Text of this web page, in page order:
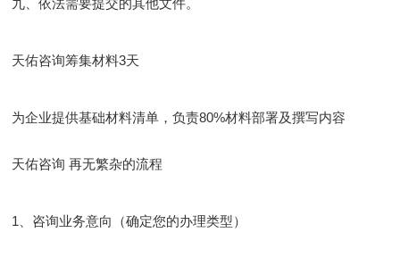
九、依法需要提交的其他文件。
天佑咨询筹集材料3天
为企业提供基础材料清单，负责80%材料部署及撰写内容
天佑咨询 再无繁杂的流程
1、咨询业务意向（确定您的办理类型）